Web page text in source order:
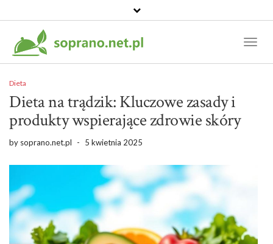
Dieta
Dieta na trądzik: Kluczowe zasady i
produkty wspierające zdrowie skóry
by soprano.net.pl - 5 kwietnia 2025